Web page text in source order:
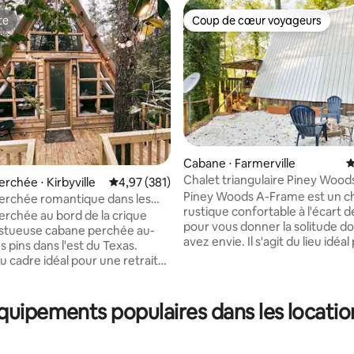
base de 530 commentaires : 4,97 sur 5
⋅ Kirbyville Évaluation moyenne sur la base de 381
4,97 (381)
romantique dans les
au bord de la crique
cabane perchée au-
pins dans l'est du Texas.
cadre idéal pour une retraite
trouverez une cuisine
équipée et une charmante
Coup de cœur voyageurs
Coup de cœur voyageurs
Cabane ⋅ Farmerville
Chalet triangulaire Piney
D'Arbonne
Piney Woods A-Frame est un
rustique confortable à l'écart
pour vous donner la solitude
avez envie. Il s'agit du lieu
amateurs de plein air
meilleur des deux mondes ici :
populaires dans les